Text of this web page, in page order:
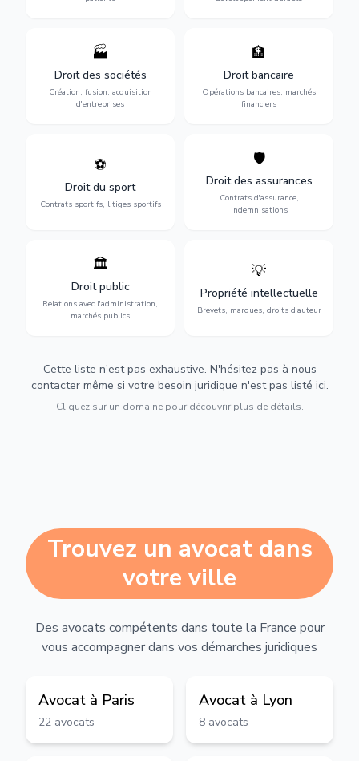
🏭
Droit des sociétés
Création, fusion, acquisition
d'entreprises
Structuration de votre
société : création, fusion-
acquisition, gouvernance et
restructuration.
🏦
Droit bancaire
Opérations bancaires, marchés
financiers
Gestion de vos opérations
financières : contentieux
bancaire, investissements et
régulation.
⚽
Droit du sport
Contrats sportifs, litiges sportifs
Expertise en droit sportif :
transferts, sponsoring et
contentieux.
🛡️
Droit des assurances
Contrats d'assurance,
indemnisations
Défense de vos intérêts :
contrats d'assurance,
sinistres et indemnisations
optimales.
🏛️
Droit public
Relations avec l'administration,
marchés publics
Gestion de vos relations
avec l'administration :
marchés publics,
urbanisme et contentieux.
💡
Propriété intellectuelle
Brevets, marques, droits d'auteur
Protection de vos créations
d'auteur et lutte contre la
contrefaçon.
Cette liste n'est pas exhaustive. N'hésitez pas à nous
contacter même si votre besoin juridique n'est pas listé ici.
Cliquez sur un domaine pour découvrir plus de détails.
Trouvez un avocat dans
votre ville
Des avocats compétents dans toute la France pour
vous accompagner dans vos démarches juridiques
Avocat à Paris
22 avocats
Avocat à Lyon
8 avocats